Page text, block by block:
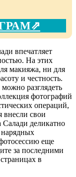
впечатляет
На этих
макияжа, ни для
и честность.
разглядеть
фотографий
операций,
внесли свои
деликатно
еще
за последними
в